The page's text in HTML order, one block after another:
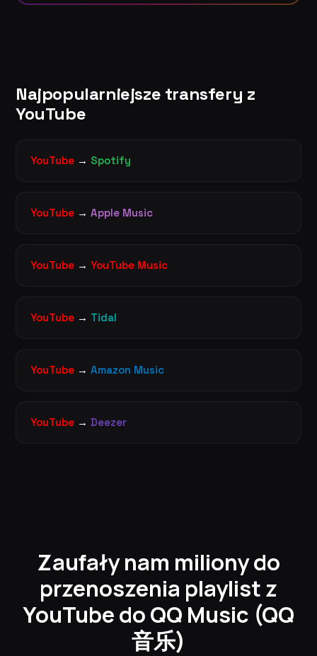
Najpopularniejsze transfery z
YouTube
YouTube → Spotify
YouTube → Apple Music
YouTube → YouTube Music
YouTube → Tidal
YouTube → Amazon Music
YouTube → Deezer
Zaufały nam miliony do
przenoszenia playlist z
YouTube do QQ Music (QQ
音乐)